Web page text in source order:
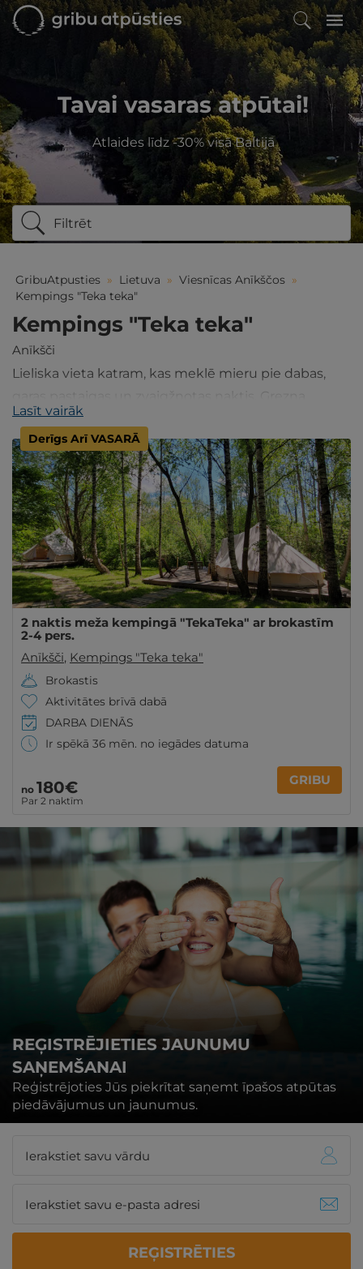
Tavai vasaras atpūtai!
Atlaides līdz -30% visā Baltijā
Filtrēt
GribuAtpusties » Lietuva » Viesnīcas Anīkščos »
Kempings "Teka teka"
Kempings "Teka teka"
Anīkšči
Lieliska vieta katram, kas meklē mieru pie dabas,
garas pastaigas un zvaigžņotas naktis. Grezna
atpūta pie dabas.
Lasīt vairāk
Derīgs Arī VASARĀ
2 naktis meža kempingā "TekaTeka" ar brokastīm
2-4 pers.
Anīkšči, Kempings "Teka teka"
Brokastis
Aktivitātes brīvā dabā
DARBA DIENĀS
Ir spēkā 36 mēn. no iegādes datuma
no 180€
Par 2 naktīm
GRIBU
REĢISTRĒJIETIES JAUNUMU
SAŅEMŠANAI
Reģistrējoties Jūs piekrītat saņemt īpašos atpūtas
piedāvājumus un jaunumus.
REĢISTRĒTIES